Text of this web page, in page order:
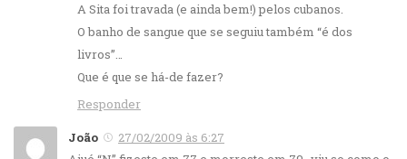
A Sita foi travada (e ainda bem!) pelos cubanos.
O banho de sangue que se seguiu também “é dos
livros”…
Que é que se há-de fazer?
Responder
João
27/02/2009 às 6:27